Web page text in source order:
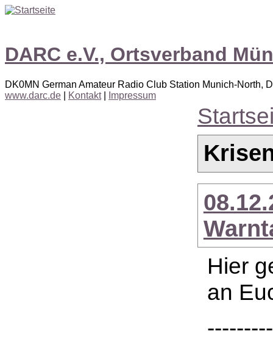
DARC e.V., Ortsverband
DK0MN German Amateur Radio Club Station Munich-North,
www.darc.de
Kontakt| Impressum
Hier
an